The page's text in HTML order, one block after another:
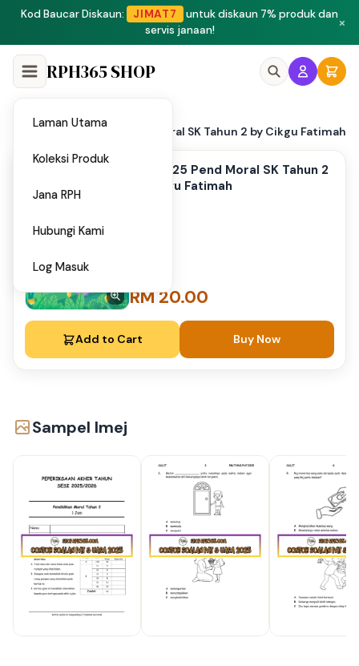
×
Laman Utama
Koleksi Produk
Jana RPH
Hubungi Kami
Log Masuk
RPH365 SHOP
Home PAT 2025 Pend Moral SK Tahun 2 by Cikgu Fatimah
PAT 2025 Pend Moral SK Tahun 2
by Cikgu Fatimah
RM 20.00
Add to Cart Buy Now
Sampel Imej